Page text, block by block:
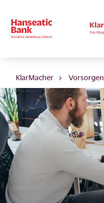
KlarMacher Vorsorgen